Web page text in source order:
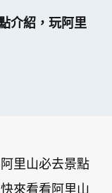
介紹，玩阿里
里山必去景點
來看看阿里山